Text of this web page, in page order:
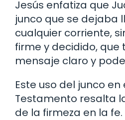
Jesús enfatiza que
junco que se dejaba
cualquier corriente,
firme y decidido, que
mensaje claro y
Este uso del junco en
Testamento resalta
de la firmeza en la fe.